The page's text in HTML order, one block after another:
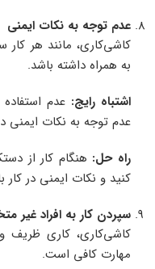
عدم توجه به نکات ایمنی
کاشی‌کاری، مانند هر کار
به همراه داشته باشد.
اشتباه رایج: عدم
عدم توجه به نکات ایمنی
راه حل: هنگام کار از
کنید و نکات ایمنی در کار
سپردن کار به افراد غیر
کاشی‌کاری، کاری ظریف
مهارت کافی است.